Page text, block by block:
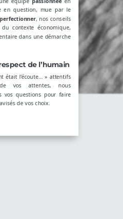
en question, mue par le
perfectionner, nos conseils
contexte économique,
dans une démarche
de l’humain
était l’écoute… » attentifs
vos attentes, nous
vos questions pour faire
de vos choix.